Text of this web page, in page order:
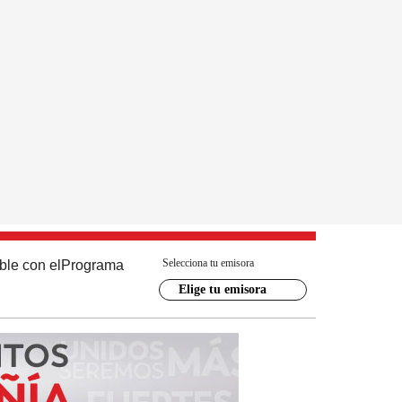
con el Programa Selecciona tu emisora
Elige tu emisora